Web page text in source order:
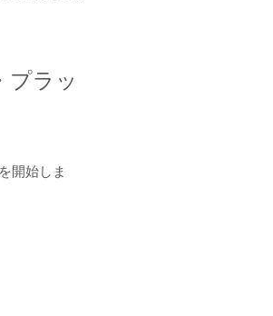
プラッ
開始しま